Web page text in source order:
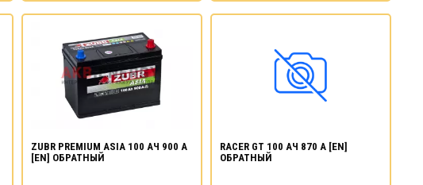
ZUBR PREMIUM ASIA 100 АЧ 900 А
[EN] ОБРАТНЫЙ
RACER GT 100 АЧ 870 А [EN]
ОБРАТНЫЙ